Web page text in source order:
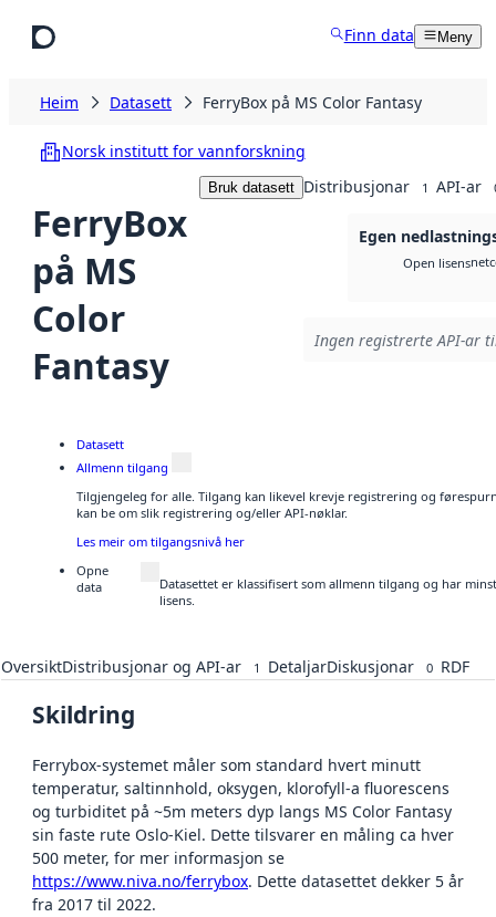
Finn data Meny
Heim Datasett FerryBox på MS Color Fantasy
Norsk institutt for vannforskning
FerryBox
på MS
Color
Fantasy
Bruk datasett Distribusjonar 1 API-ar
Egen
Open lisens
Ingen registrerte API-ar
Datasett
Allmenn tilgang
Tilgjengeleg for alle. Tilgang kan likevel krevje registrering og
kan be om slik registrering og/eller API-nøklar.
Les meir om tilgangsnivå her
Opne
data
Datasettet er klassifisert som allmenn tilgang og har
lisens.
OversiktDistribusjonar og API-ar 1 DetaljarDiskusjonar 0 RDF
Skildring
Ferrybox-systemet måler som standard hvert minutt
temperatur, saltinnhold, oksygen, klorofyll-a fluorescens
og turbiditet på ~5m meters dyp langs MS Color Fantasy
sin faste rute Oslo-Kiel. Dette tilsvarer en måling ca hver
500 meter, for mer informasjon se
https://www.niva.no/ferrybox. Dette datasettet dekker 5 år
fra 2017 til 2022.